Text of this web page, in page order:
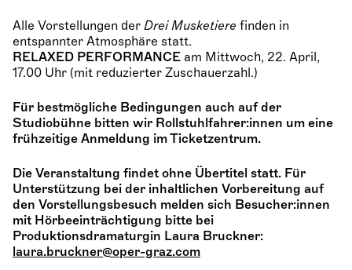
Alle Vorstellungen der Drei Musketiere finden in
entspannter Atmosphäre statt.
RELAXED PERFORMANCE am Mittwoch, 22. April,
17.00 Uhr (mit reduzierter Zuschauerzahl.)
Für bestmögliche Bedingungen auch auf der
Studiobühne bitten wir Rollstuhlfahrer:innen um eine
frühzeitige Anmeldung im Ticketzentrum.
Die Veranstaltung findet ohne Übertitel statt. Für
Unterstützung bei der inhaltlichen Vorbereitung auf
den Vorstellungsbesuch melden sich Besucher:innen
mit Hörbeeinträchtigung bitte bei
Produktionsdramaturgin Laura Bruckner:
laura.bruckner@oper-graz.com